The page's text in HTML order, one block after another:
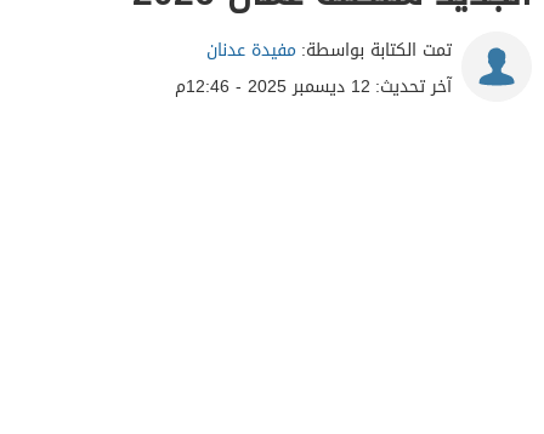
تمت الكتابة بواسطة: مفيدة عدنان
آخر تحديث: 12 ديسمبر 2025 - 12:46م